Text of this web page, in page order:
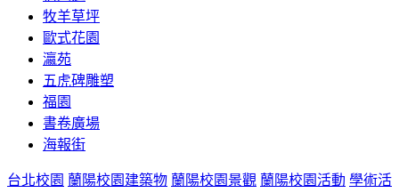
牧羊草坪
歐式花園
瀛苑
五虎碑雕塑
福園
書卷廣場
海報街
台北校園 蘭陽校園建築物 蘭陽校園景觀 蘭陽校園活動 學術活